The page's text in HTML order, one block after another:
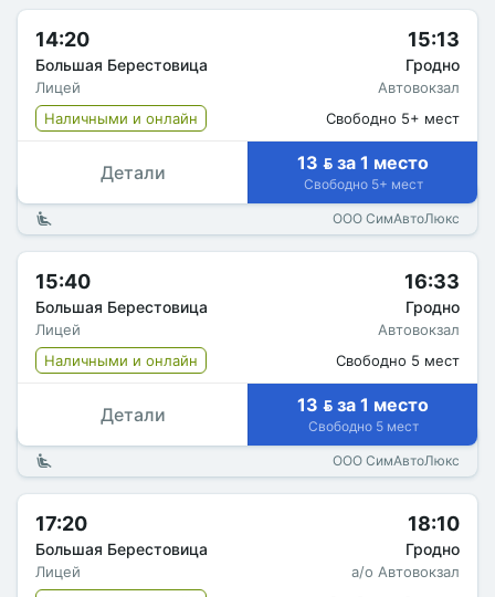
14:20
Большая Берестовица
Лицей
15:13
Гродно
Автовокзал
Наличными и онлайн
Свободно 5+ мест
Детали 13  за 1 место
Свободно 5+ мест
ООО СимАвтоЛюкс
15:40
Большая Берестовица
Лицей
16:33
Гродно
Автовокзал
Наличными и онлайн
Свободно 5 мест
Детали 13  за 1 место
Свободно 5 мест
ООО СимАвтоЛюкс
17:20
Большая Берестовица
Лицей
18:10
Гродно
а/о Автовокзал